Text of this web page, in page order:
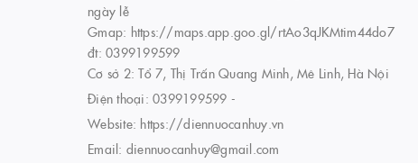
ngày lễ
Gmap: https://maps.app.goo.gl/rtAo3qJKMtim44do7
đt: 0399199599
Cơ sở 2: Tổ 7, Thị Trấn Quang Minh, Mê Linh, Hà Nội
Điện thoại: 0399199599 -
Website: https://diennuocanhuy.vn
Email: diennuocanhuy@gmail.com